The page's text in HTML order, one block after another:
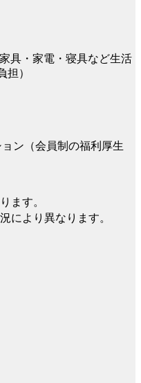
具・家電・寝具など生活
担）
ン（会員制の福利厚生
ます。
により異なります。